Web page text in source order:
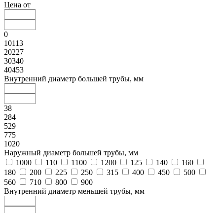
Цена от
0
10113
20227
30340
40453
Внутренний диаметр большей трубы, мм
38
284
529
775
1020
Наружный диаметр большей трубы, мм
1000
110 1100 1200 125 140
160
180
200 225 250 315 400 450
500
560
710 800
900
Внутренний диаметр меньшей трубы, мм